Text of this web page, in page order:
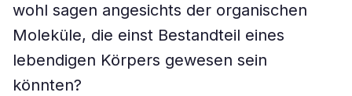
wohl sagen angesichts der organischen
Moleküle, die einst Bestandteil eines
lebendigen Körpers gewesen sein
könnten?